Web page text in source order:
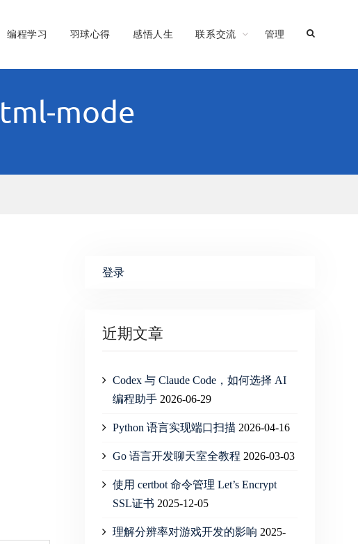
编程学习 羽球心得 感悟人生 联系交流 管理
mode
登录
近期文章
Codex 与 Claude Code，如何选择 AI
编程助手 2026-06-29
Python 语言实现端口扫描 2026-04-16
Go 语言开发聊天室全教程 2026-03-03
使用 certbot 命令管理 Let’s Encrypt
SSL证书 2025-12-05
理解分辨率对游戏开发的影响 2025-